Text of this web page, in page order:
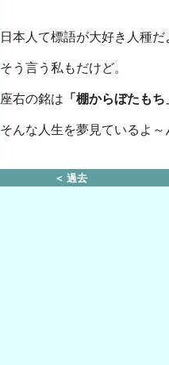
日本人て標語が大好き人種だ
そう言う私もだけど。
座右の銘は 「棚からぼたもち
そんな人生を夢見ているよ～
＜ 過去